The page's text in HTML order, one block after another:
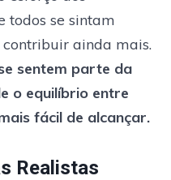
todos se sintam
ainda mais.
sentem parte da
o equilíbrio entre
fácil de alcançar.
Realistas